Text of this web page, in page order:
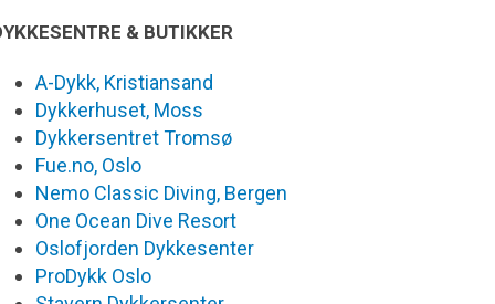
& BUTIKKER
A-Dykk, Kristiansand
Dykkerhuset, Moss
Dykkersentret Tromsø
Fue.no, Oslo
Nemo Classic Diving, Bergen
One Ocean Dive Resort
Oslofjorden Dykkesenter
ProDykk Oslo